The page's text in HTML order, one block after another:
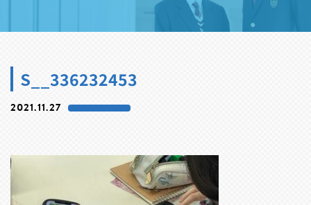
S__336232453
2021.11.27